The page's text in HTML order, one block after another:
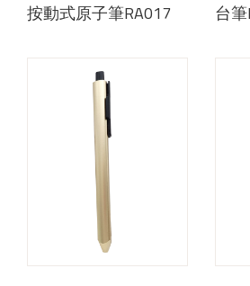
按動式原子筆RA017 台